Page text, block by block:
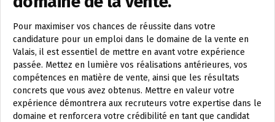
Pour maximiser vos chances de réussite dans votre
candidature pour un emploi dans le domaine de la vente en
Valais, il est essentiel de mettre en avant votre expérience
passée. Mettez en lumière vos réalisations antérieures, vos
compétences en matière de vente, ainsi que les résultats
concrets que vous avez obtenus. Mettre en valeur votre
expérience démontrera aux recruteurs votre expertise dans le
domaine et renforcera votre crédibilité en tant que candidat